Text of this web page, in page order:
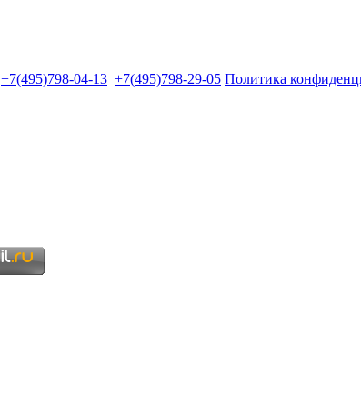
+7(495)798-04-13 +7(495)798-29-05 Политика